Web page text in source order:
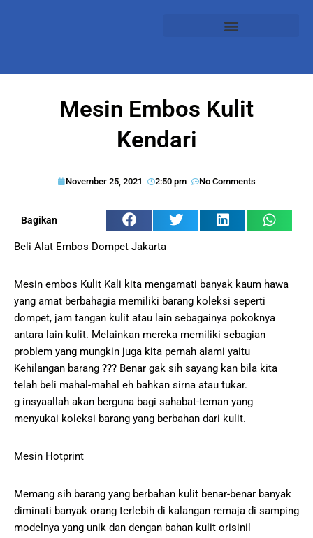
Mesin Embos Kulit
Kendari
November 25, 2021 2:50 pm No Comments
Bagikan
Beli Alat Embos Dompet Jakarta
Mesin embos Kulit Kali kita mengamati banyak kaum hawa
yang amat berbahagia memiliki barang koleksi seperti
dompet, jam tangan kulit atau lain sebagainya pokoknya
antara lain kulit. Melainkan mereka memiliki sebagian
problem yang mungkin juga kita pernah alami yaitu
Kehilangan barang ??? Benar gak sih sayang kan bila kita
telah beli mahal-mahal eh bahkan sirna atau tukar.
g insyaallah akan berguna bagi sahabat-teman yang
menyukai koleksi barang yang berbahan dari kulit.
Mesin Hotprint
Memang sih barang yang berbahan kulit benar-benar banyak
diminati banyak orang terlebih di kalangan remaja di samping
modelnya yang unik dan dengan bahan kulit orisinil